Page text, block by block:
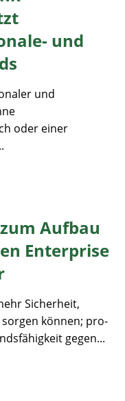
und
und
oder einer
Aufbau
Enterprise
Sicherheit,
können; pro-
gegen...